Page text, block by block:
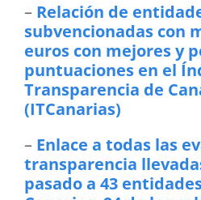
– Relación de
subvencionadas con
euros con mejores y
puntuaciones en el
Transparencia de
(ITCanarias)
– Enlace a todas las
transparencia
pasado a 43